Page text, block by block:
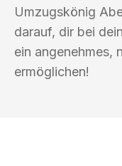
Umzugskönig
darauf, dir bei
ein angenehmes,
ermöglichen!